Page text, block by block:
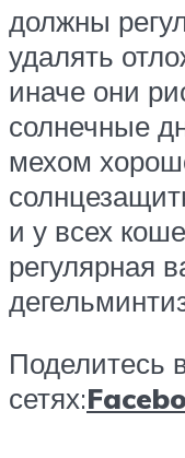
должны
удалять
иначе они
солнечные
мехом
и у всех
регулярная
Поделитесь
сетях: